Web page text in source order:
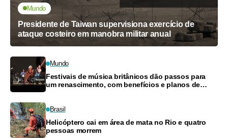
Mundo
Presidente de Taiwan supervisiona exercício de
ataque costeiro em manobra militar anual
Mundo
Festivais de música britânicos dão passos para
um renascimento, com benefícios e planos de
Brasil
Helicóptero cai em área de mata no Rio e quatro
pessoas morrem